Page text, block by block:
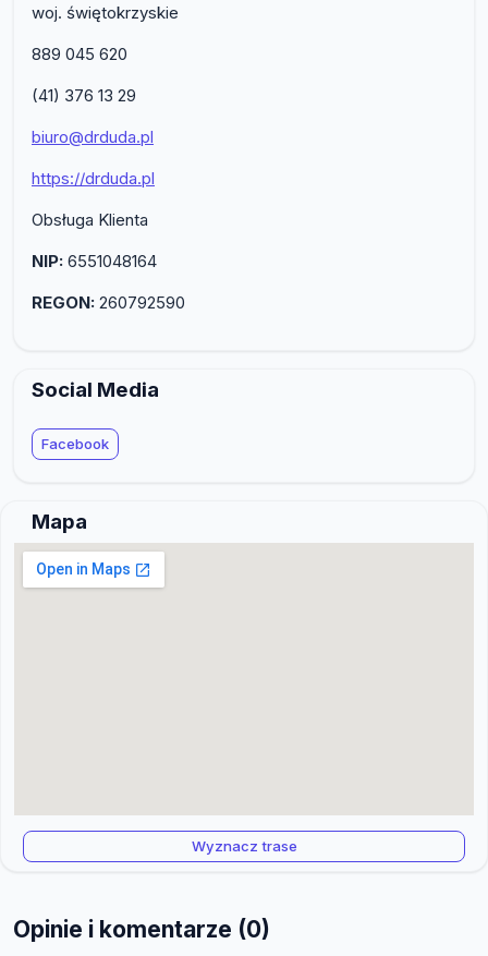
woj. świętokrzyskie
889 045 620
(41) 376 13 29
biuro@drduda.pl
https://drduda.pl
Obsługa Klienta
NIP: 6551048164
REGON: 260792590
Social Media
Facebook
Mapa
Wyznacz trase
Opinie i komentarze (0)